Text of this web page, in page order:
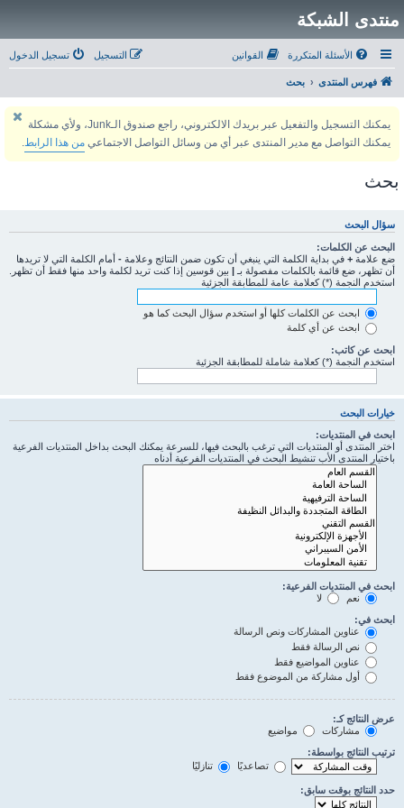
منتدى الشبكة
الأسئلة المتكررة القوانين تسجيل الدخول التسجيل
فهرس المنتدى بحث
يمكنك التسجيل والتفعيل عبر بريدك الالكتروني، راجع صندوق الـJunk، ولأي مشكلة
يمكنك التواصل مع مدير المنتدى عبر أي من وسائل التواصل الاجتماعي من هذا الرابط.
بحث
سؤال البحث
البحث عن الكلمات:
ضع علامة + في بداية الكلمة التي ينبغي أن تكون ضمن النتائج وعلامة - أمام الكلمة التي لا تريدها
أن تظهر، ضع قائمة بالكلمات مفصولة بـ | بين قوسين إذا كنت تريد لكلمة واحد منها فقط أن تظهر.
استخدم النجمة (*) كعلامة عامة للمطابقة الجزئية
ابحث عن الكلمات كلها أو استخدم سؤال البحث كما هو
ابحث عن أي كلمة
ابحث عن كاتب:
استخدم النجمة (*) كعلامة شاملة للمطابقة الجزئية
خيارات البحث
ابحث في المنتديات:
اختر المنتدى أو المنتديات التي ترغب بالبحث فيها، للسرعة يمكنك البحث بداخل المنتديات الفرعية
باختيار المنتدى الأب تنشيط البحث في المنتديات الفرعية أدناه
ابحث في المنتديات الفرعية:
نعم
لا
ابحث في:
عناوين المشاركات ونص الرسالة
نص الرسالة فقط
عناوين المواضيع فقط
أول مشاركة من الموضوع فقط
عرض النتائج كـ:
مشاركات
مواضيع
ترتيب النتائج بواسطة:
تصاعديًا
تنازليًا
حدد النتائج بوقت سابق: